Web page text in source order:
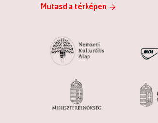
Mutasd a térképen